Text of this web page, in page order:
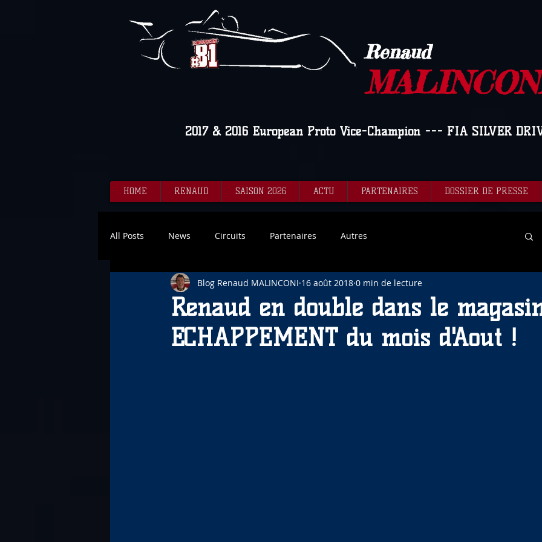
Renaud
2017 & 2016 European Proto Vice-Champion --- FIA SILVER
HOME RENAUD SAISON 2026 ACTU PARTENAIRES DOSSIER DE PRESSE
All Posts News Circuits Partenaires Autres
Renaud en double dans le
ECHAPPEMENT du mois d'Aout !
Blog Renaud MALINCONI 16 août 2018 0 min de lecture